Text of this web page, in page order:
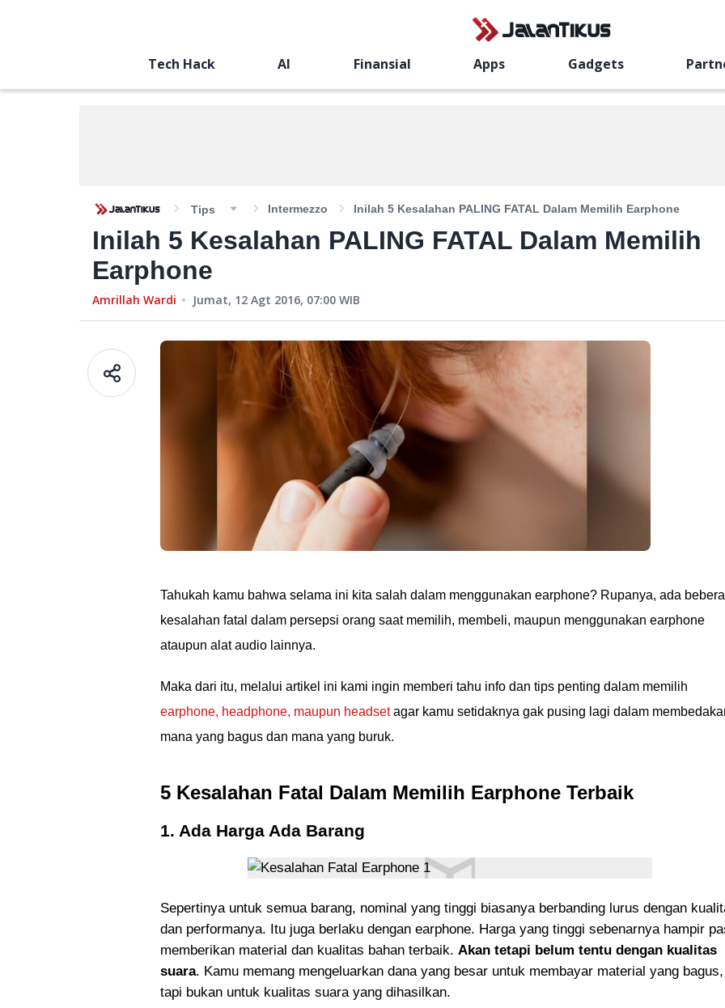
Tech Hack AI Finansial Apps Gadgets
Tips Intermezzo Inilah 5 Kesalahan PALING FATAL Dalam Memilih Earphone
Inilah 5 Kesalahan PALING FATAL Dalam Memilih
Earphone
Amrillah Wardi Jumat, 12 Agt 2016, 07:00 WIB
Tahukah kamu bahwa selama ini kita salah dalam menggunakan earphone? Rupanya, ada
kesalahan fatal dalam persepsi orang saat memilih, membeli, maupun menggunakan earphone
ataupun alat audio lainnya.
Maka dari itu, melalui artikel ini kami ingin memberi tahu info dan tips penting dalam memilih
earphone, headphone, maupun headsetagar kamu setidaknya gak pusing lagi dalam
mana yang bagus dan mana yang buruk.
5 Kesalahan Fatal Dalam Memilih Earphone Terbaik
1. Ada Harga Ada Barang
Sepertinya untuk semua barang, nominal yang tinggi biasanya berbanding lurus dengan
dan performanya. Itu juga berlaku dengan earphone. Harga yang tinggi sebenarnya hampir
memberikan material dan kualitas bahan terbaik. Akan tetapi belum tentu dengan kualitas
suara. Kamu memang mengeluarkan dana yang besar untuk membayar material yang bagus,
tapi bukan untuk kualitas suara yang dihasilkan.